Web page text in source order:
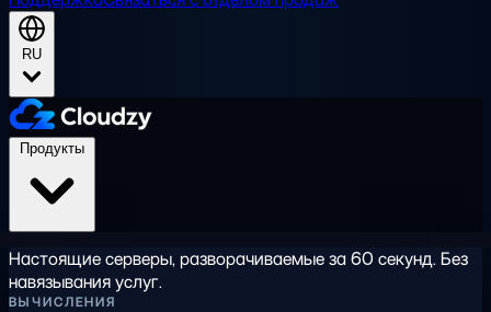
RU
Настоящие серверы, разворачиваемые за 60 секунд. Без
навязывания услуг.
ВЫЧИСЛЕНИЯ